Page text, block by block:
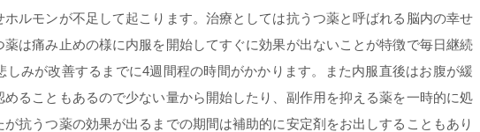
ルモンが不足して起こります。治療としては抗うつ薬と呼ばれる脳内の幸せ
は痛み止めの様に内服を開始してすぐに効果が出ないことが特徴で毎日継続
みが改善するまでに4週間程の時間がかかります。また内服直後はお腹が緩
ることもあるので少ない量から開始したり、副作用を抑える薬を一時的に処
抗うつ薬の効果が出るまでの期間は補助的に安定剤をお出しすることもあり